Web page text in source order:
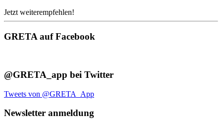
Jetzt weiterempfehlen!
GRETA auf Facebook
@GRETA_app bei Twitter
Tweets von @GRETA_App
Newsletter anmeldung